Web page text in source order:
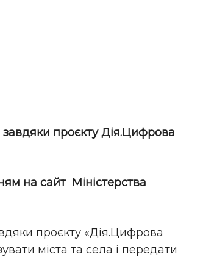
завдяки проєкту Дія.Цифрова
на сайт Міністерства
проєкту «Дія.Цифрова
міста та села і передати